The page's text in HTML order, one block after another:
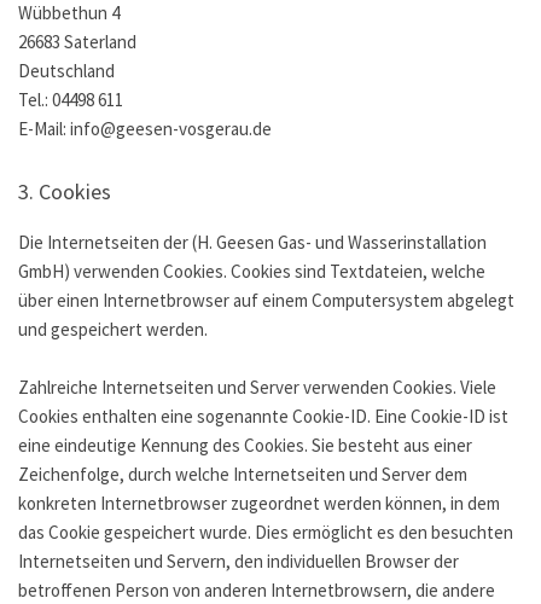
Wübbethun 4
26683 Saterland
Deutschland
Tel.: 04498 611
E-Mail: info@geesen-vosgerau.de
3. Cookies
Die Internetseiten der (H. Geesen Gas- und Wasserinstallation
GmbH) verwenden Cookies. Cookies sind Textdateien, welche
über einen Internetbrowser auf einem Computersystem abgelegt
und gespeichert werden.
Zahlreiche Internetseiten und Server verwenden Cookies. Viele
Cookies enthalten eine sogenannte Cookie-ID. Eine Cookie-ID ist
eine eindeutige Kennung des Cookies. Sie besteht aus einer
Zeichenfolge, durch welche Internetseiten und Server dem
konkreten Internetbrowser zugeordnet werden können, in dem
das Cookie gespeichert wurde. Dies ermöglicht es den besuchten
Internetseiten und Servern, den individuellen Browser der
betroffenen Person von anderen Internetbrowsern, die andere